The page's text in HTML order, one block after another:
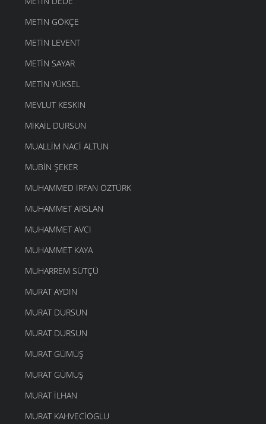
METIN GÖKÇE
METIN LEVENT
METIN SAYAR
METIN YÜKSEL
MEVLUT KESKIN
MIKAIL DURSUN
MUALLIM NACI ALTUN
MUBIN ŞEKER
MUHAMMED İRFAN ÖZTÜRK
MUHAMMET ARSLAN
MUHAMMET AVCI
MUHAMMET KAYA
MUHARREM SÜTÇÜ
MURAT AYDIN
MURAT DURSUN
MURAT DURSUN
MURAT GÜMÜŞ
MURAT GÜMÜŞ
MURAT İLHAN
MURAT KAHVECIOGLU